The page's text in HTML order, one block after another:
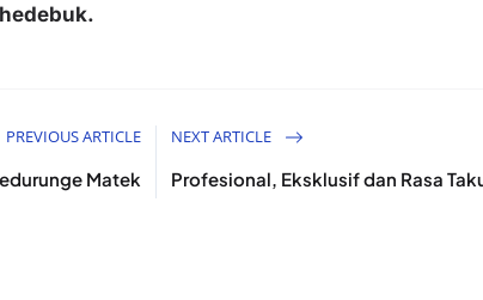
PREVIOUS ARTICLE
Matek
NEXT ARTICLE
Profesional, Eksklusif dan Rasa